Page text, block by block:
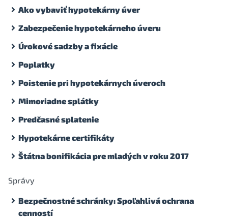
Ako vybaviť hypotekárny úver
Zabezpečenie hypotekárneho úveru
Úrokové sadzby a fixácie
Poplatky
Poistenie pri hypotekárnych úveroch
Mimoriadne splátky
Predčasné splatenie
Hypotekárne certifikáty
Štátna bonifikácia pre mladých v roku 2017
Správy
Bezpečnostné schránky: Spoľahlivá ochrana
cenností